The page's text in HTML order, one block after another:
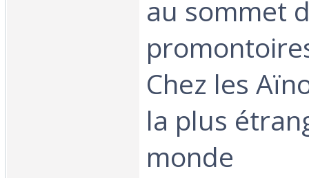
au sommet
Chez les
la plus
monde‎